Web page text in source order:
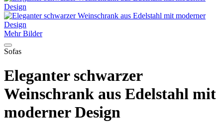
Mehr Bilder
Sofas
Eleganter schwarzer
Weinschrank aus Edelstahl mit
moderner Design